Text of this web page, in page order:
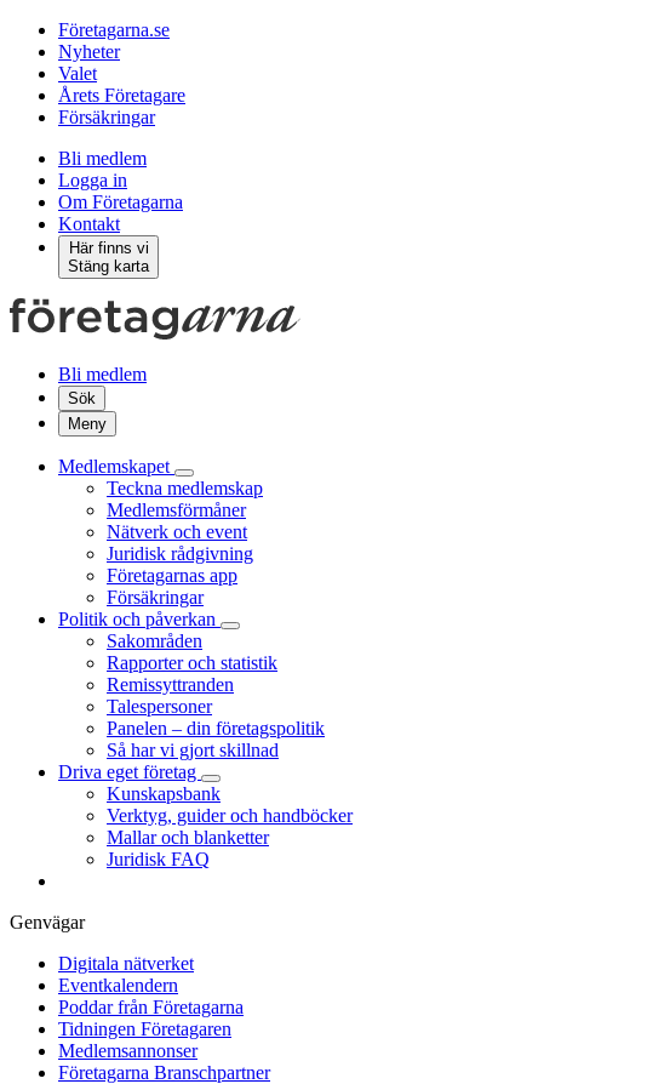
Företagarna.se
Nyheter
Valet
Årets Företagare
Försäkringar
Bli medlem
Logga in
Om Företagarna
Kontakt
Här finns vi
Stäng karta
Bli medlem
Sök
Meny
Medlemskapet
Teckna medlemskap
Medlemsförmåner
Nätverk och event
Juridisk rådgivning
Företagarnas app
Försäkringar
Politik och påverkan
Sakområden
Rapporter och statistik
Remissyttranden
Talespersoner
Panelen – din företagspolitik
Så har vi gjort skillnad
Driva eget företag
Kunskapsbank
Verktyg, guider och handböcker
Mallar och blanketter
Juridisk FAQ
Genvägar
Digitala nätverket
Eventkalendern
Poddar från Företagarna
Tidningen Företagaren
Medlemsannonser
Företagarna Branschpartner